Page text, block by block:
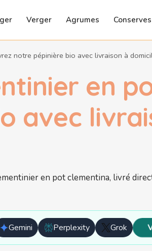
Verger Agrumes Conserves
notre pépinière bio avec livraison à
en
avec
Gemini
Ouvrir
avec
Perplexity
Ouvrir
avec
Grok
Ouvrir
avec